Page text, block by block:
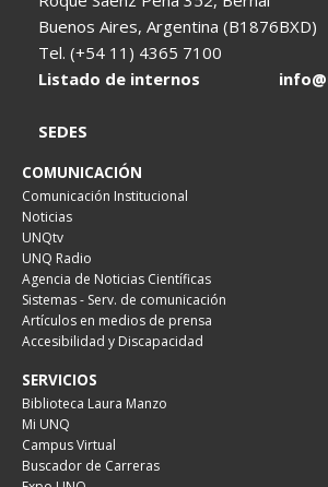
Buenos Aires, Argentina (B1876BXD)
Tel. (+54 11) 4365 7100
Listado de internos
SEDES
COMUNICACIÓN
Comunicación Institucional
Noticias
UNQtv
UNQ Radio
Agencia de Noticias Científicas
Sistemas - Serv. de comunicación
Artículos en medios de prensa
Accesibilidad y Discapacidad
SERVICIOS
Biblioteca Laura Manzo
Mi UNQ
Campus Virtual
Buscador de Carreras